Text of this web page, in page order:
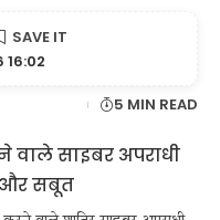
16:02
5 MIN READ